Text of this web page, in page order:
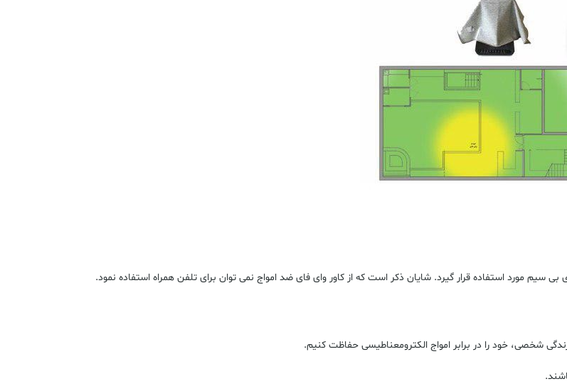
سیم مورد استفاده قرار گیرد. شایان ذکر است که از کاور وای فای ضد امواج نمی توان برای تلفن همراه استفاده نمود.
شخصی، خود را در برابر امواج الکترومعناطیسی حفاظت کنیم.